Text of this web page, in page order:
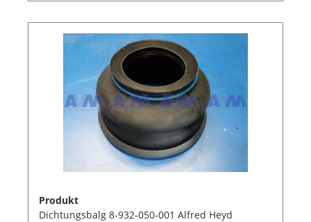
Produkt
Dichtungsbalg 8-932-050-001 Alfred Heyd